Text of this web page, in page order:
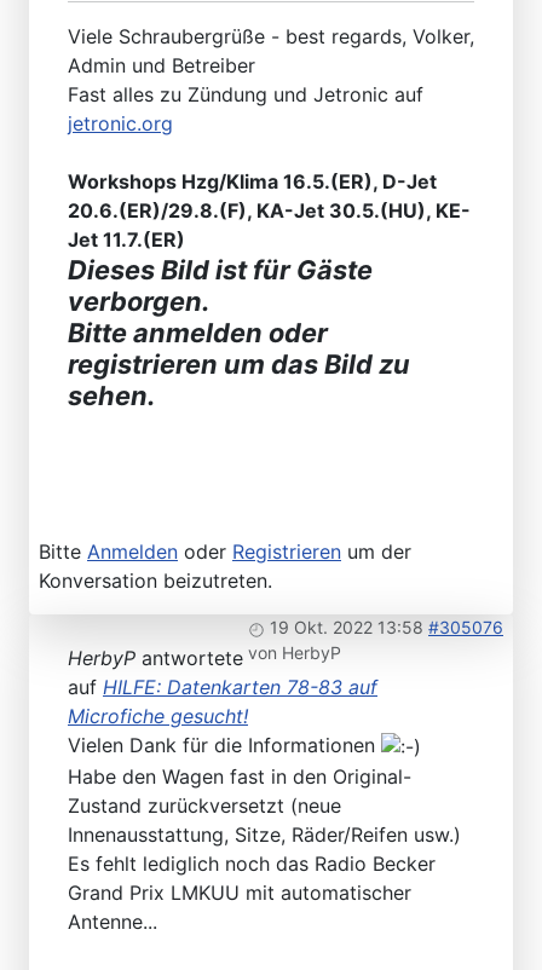
Viele Schraubergrüße - best regards, Volker,
Admin und Betreiber
Fast alles zu Zündung und Jetronic auf
jetronic.org
Workshops Hzg/Klima 16.5.(ER), D-Jet
20.6.(ER)/29.8.(F), KA-Jet 30.5.(HU), KE-
Jet 11.7.(ER)
Dieses Bild ist für Gäste
verborgen.
Bitte anmelden oder
registrieren um das Bild zu
sehen.
Bitte Anmelden oder Registrieren um der
Konversation beizutreten.
19 Okt. 2022 13:58 #305076
von HerbyP
HerbyP antwortete
auf HILFE: Datenkarten 78-83 auf
Microfiche gesucht!
Vielen Dank für die Informationen
Habe den Wagen fast in den Original-
Zustand zurückversetzt (neue
Innenausstattung, Sitze, Räder/Reifen usw.)
Es fehlt lediglich noch das Radio Becker
Grand Prix LMKUU mit automatischer
Antenne...